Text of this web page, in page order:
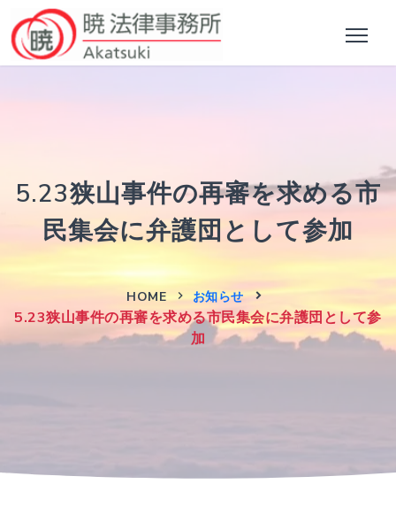
5.23狭山事件の再審を求める市
民集会に弁護団として参加
HOME お知らせ
5.23狭山事件の再審を求める市民集会に弁護団として参
加